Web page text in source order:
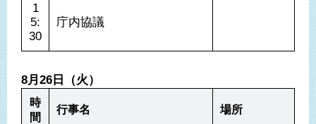
1
5:
30
庁内協議
8月26日（火）
時
間
行事名 場所